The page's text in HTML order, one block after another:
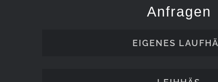
Anfragen
EIGENES